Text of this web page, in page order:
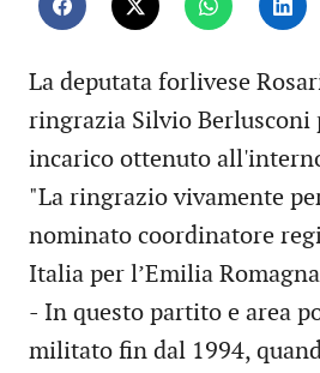
La deputata forlivese
ringrazia Silvio Berlusconi
incarico ottenuto
"La ringrazio vivamente
nominato coordinatore
Italia per l’Emilia
- In questo partito e area
militato fin dal 1994,